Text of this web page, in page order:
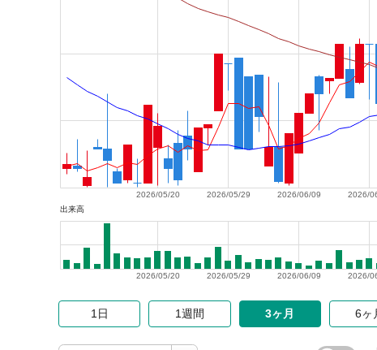
2026/
2026/06/09
2026/05/29
2026/05/20
出来高
2026/
2026/06/09
2026/05/29
2026/05/20
1日 1週間 3ヶ月 6ヶ